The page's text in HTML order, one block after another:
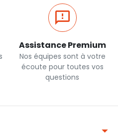
Assistance Premium
Nos équipes sont à votre
écoute pour toutes vos
questions